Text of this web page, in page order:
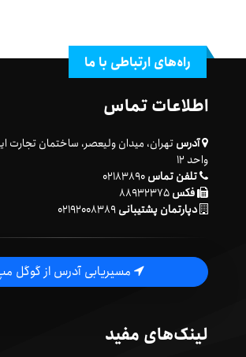
راه‌های ارتباطی با ما
اطلاعات تماس
آدرس
واحد ۱۲
تلفن تماس۰۲۱۸۳۸۹۰
فکس۸۸۹۳۲۳۷۵
دپارتمان پشتیبانی۰۲۱۹۲۰۰۸۳۸۹
مسیریابی آدرس از گوگل مپ
لینک‌های مفید